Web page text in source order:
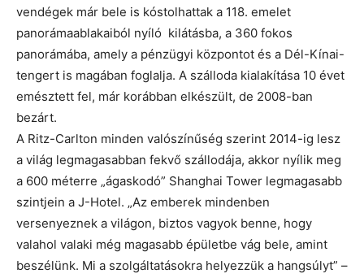
vendégek már bele is kóstolhattak a 118. emelet
panorámaablakaiból nyíló kilátásba, a 360 fokos
panorámába, amely a pénzügyi központot és a Dél-Kínai-
tengert is magában foglalja. A szálloda kialakítása 10 évet
emésztett fel, már korábban elkészült, de 2008-ban
bezárt.
A Ritz-Carlton minden valószínűség szerint 2014-ig lesz
a világ legmagasabban fekvő szállodája, akkor nyílik meg
a 600 méterre „ágaskodó” Shanghai Tower legmagasabb
szintjein a J-Hotel. „Az emberek mindenben
versenyeznek a világon, biztos vagyok benne, hogy
valahol valaki még magasabb épületbe vág bele, amint
beszélünk. Mi a szolgáltatásokra helyezzük a hangsúlyt” –